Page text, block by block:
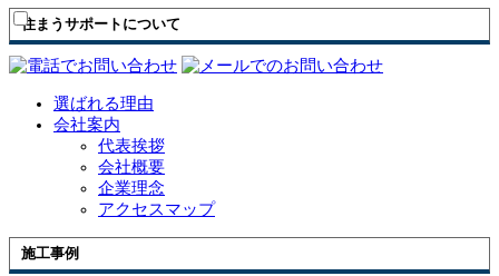
住まうサポートについて
選ばれる理由
会社案内
代表挨拶
会社概要
企業理念
アクセスマップ
施工事例